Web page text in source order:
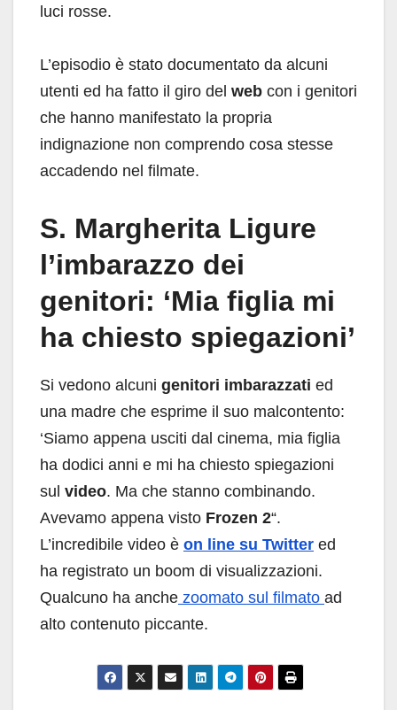
luci rosse.
L’episodio è stato documentato da alcuni
utenti ed ha fatto il giro del web con i genitori
che hanno manifestato la propria
indignazione non comprendo cosa stesse
accadendo nel filmate.
S. Margherita Ligure
l’imbarazzo dei
genitori: ‘Mia figlia mi
ha chiesto spiegazioni’
Si vedono alcuni genitori imbarazzati ed
una madre che esprime il suo malcontento:
‘Siamo appena usciti dal cinema, mia figlia
ha dodici anni e mi ha chiesto spiegazioni
sul video. Ma che stanno combinando.
Avevamo appena visto Frozen 2“.
L’incredibile video è on line su Twitter ed
ha registrato un boom di visualizzazioni.
Qualcuno ha anche zoomato sul filmato ad
alto contenuto piccante.